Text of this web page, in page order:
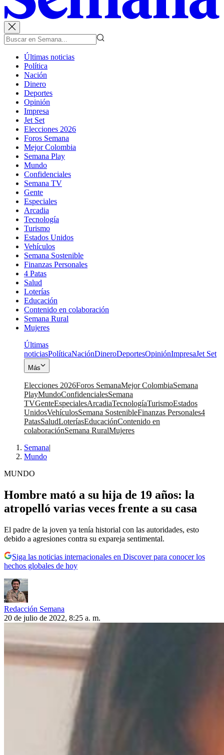
Últimas noticias
Política
Nación
Dinero
Deportes
Opinión
Impresa
Jet Set
Elecciones 2026
Foros Semana
Mejor Colombia
Semana Play
Mundo
Confidenciales
Semana TV
Gente
Especiales
Arcadia
Tecnología
Turismo
Estados Unidos
Vehículos
Semana Sostenible
Finanzas Personales
4 Patas
Salud
Loterías
Educación
Contenido en colaboración
Semana Rural
Mujeres
Últimas
noticiasPolíticaNaciónDineroDeportesOpiniónImpresaJet Set
Más
Elecciones 2026Foros SemanaMejor ColombiaSemana
PlayMundoConfidencialesSemana
TVGenteEspecialesArcadiaTecnologíaTurismoEstados
UnidosVehículosSemana SostenibleFinanzas Personales4
PatasSaludLoteríasEducaciónContenido en
colaboraciónSemana RuralMujeres
Semana|
Mundo
MUNDO
Hombre mató a su hija de 19 años: la
atropelló varias veces frente a su casa
El padre de la joven ya tenía historial con las autoridades, esto
debido a agresiones contra su expareja sentimental.
Siga las noticias internacionales en Discover para conocer los
hechos globales de hoy
Redacción Semana
20 de julio de 2022, 8:25 a. m.